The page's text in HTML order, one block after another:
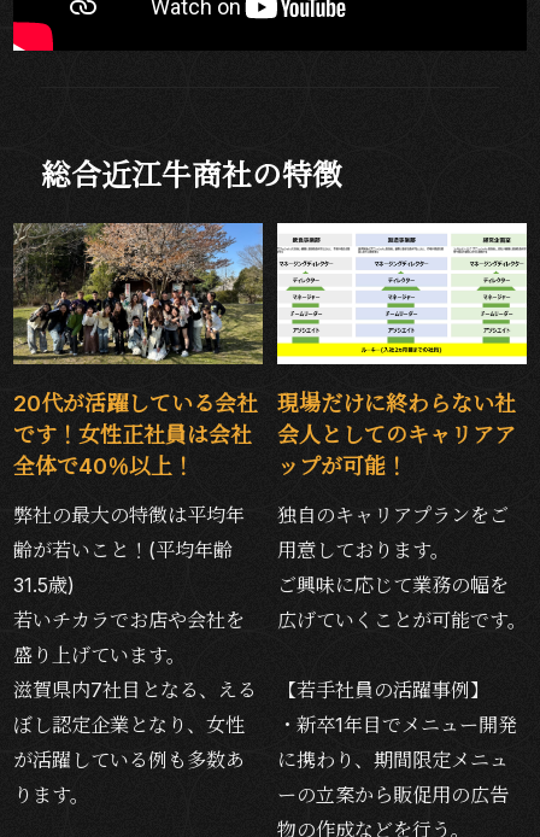
総合近江牛商社の特徴
20代が活躍している会社
です！女性正社員は会社
全体で40％以上！
弊社の最大の特徴は平均年
齢が若いこと！(平均年齢
31.5歳)
若いチカラでお店や会社を
盛り上げています。
滋賀県内7社目となる、える
ぼし認定企業となり、女性
が活躍している例も多数あ
ります。
現場だけに終わらない社
会人としてのキャリアア
ップが可能！
独自のキャリアプランをご
用意しております。
ご興味に応じて業務の幅を
広げていくことが可能です。
【若手社員の活躍事例】
・新卒1年目でメニュー開発
に携わり、期間限定メニュ
ーの立案から販促用の広告
物の作成などを行う。